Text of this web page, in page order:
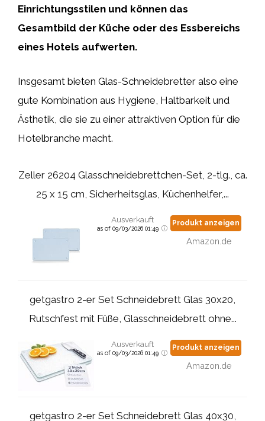
Einrichtungsstilen und können das
Gesamtbild der Küche oder des Essbereichs
eines Hotels aufwerten.
Insgesamt bieten Glas-Schneidebretter also eine
gute Kombination aus Hygiene, Haltbarkeit und
Ästhetik, die sie zu einer attraktiven Option für die
Hotelbranche macht.
Zeller 26204 Glasschneidebrettchen-Set, 2-tlg., ca.
25 x 15 cm, Sicherheitsglas, Küchenhelfer,...
Ausverkauft
as of 09/03/2026 01:49
Produkt anzeigen
Amazon.de
getgastro 2-er Set Schneidebrett Glas 30x20,
Rutschfest mit Füße, Glasschneidebrett ohne...
Ausverkauft
as of 09/03/2026 01:49
Produkt anzeigen
Amazon.de
getgastro 2-er Set Schneidebrett Glas 40x30,